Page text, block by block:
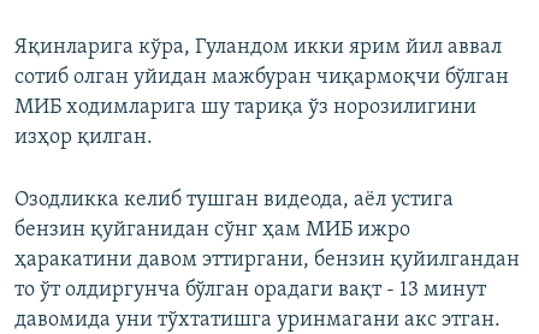
Яқинларига кўра, Гуландом икки ярим йил аввал
сотиб олган уйидан мажбуран чиқармоқчи бўлган
МИБ ходимларига шу тариқа ўз норозилигини
изҳор қилган.
Озодликка келиб тушган видеода, аёл устига
бензин қуйганидан сўнг ҳам МИБ ижро
ҳаракатини давом эттиргани, бензин қуйилгандан
то ўт олдиргунча бўлган орадаги вақт - 13 минут
давомида уни тўхтатишга уринмагани акс этган.